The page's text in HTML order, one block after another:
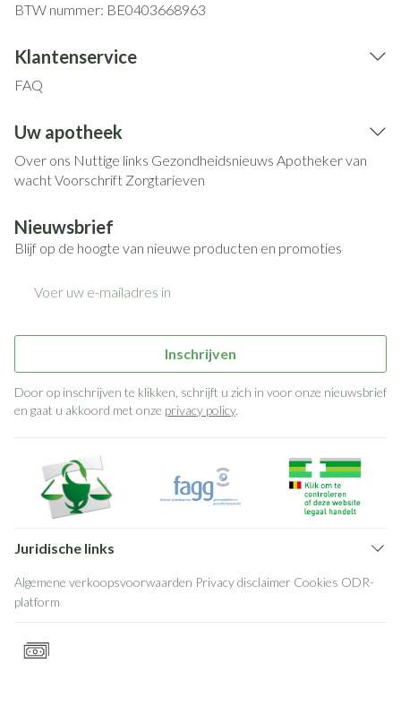
BTW nummer: BE0403668963
Klantenservice
FAQ
Uw apotheek
Over ons Nuttige links Gezondheidsnieuws Apotheker van
wachtVoorschrift Zorgtarieven
Nieuwsbrief
Blijf op de hoogte van nieuwe producten en promoties
Inschrijven
Door op inschrijven te klikken, schrijft u zich in voor onze nieuwsbrief
en gaat u akkoord met onze privacy policy.
Juridische links
Algemene verkoopsvoorwaarden Privacy disclaimer Cookies ODR-
platform